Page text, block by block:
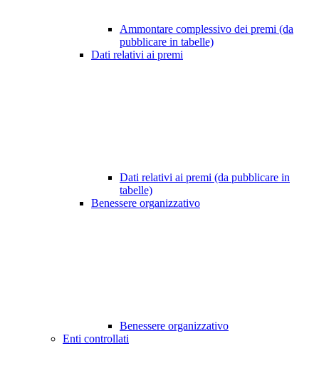
Ammontare complessivo dei premi (da
pubblicare in tabelle)
Dati relativi ai premi
Dati relativi ai premi (da pubblicare in
tabelle)
Benessere organizzativo
Benessere organizzativo
Enti controllati